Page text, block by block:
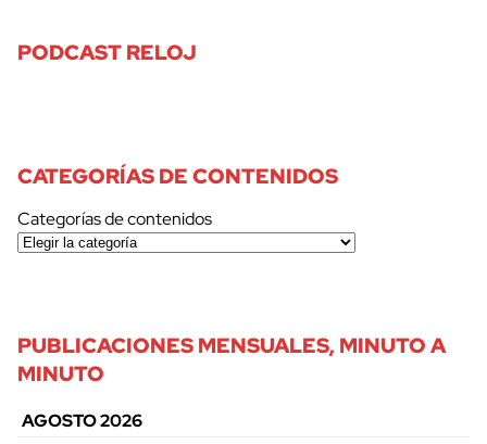
PODCAST RELOJ
CATEGORÍAS DE CONTENIDOS
Categorías de contenidos
PUBLICACIONES MENSUALES, MINUTO A
MINUTO
AGOSTO 2026